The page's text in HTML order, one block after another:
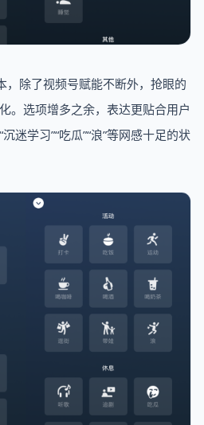
，除了视频号赋能不断外，抢眼的
。选项增多之余，表达更贴合用户
迷学习”“吃瓜”“浪”等网感十足的状